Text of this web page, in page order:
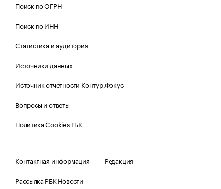
Поиск по ОГРН
Поиск по ИНН
Статистика и аудитория
Источники данных
Источник отчетности Контур.Фокус
Вопросы и ответы
Политика Cookies РБК
Контактная информация
Редакция
Рассылка РБК Новости